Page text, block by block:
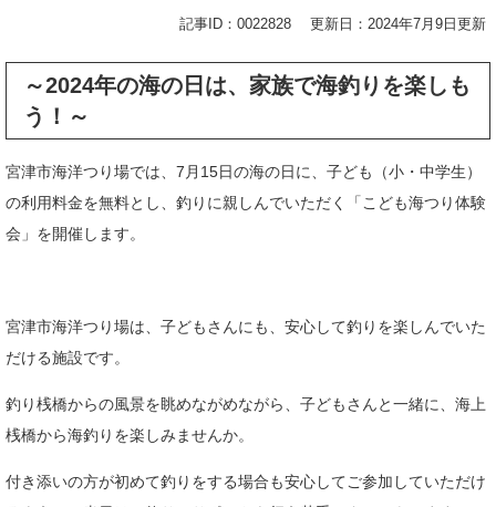
記事ID：0022828 更新日：2024年7月9日更新
～2024年の海の日は、家族で海釣りを楽しも
う！ ～
宮津市海洋つり場では、7月15日の海の日に、子ども（小・中学生）
の利用料金を無料とし、釣りに親しんでいただく「こども海つり体験
会」を開催します。
宮津市海洋つり場は、子どもさんにも、安心して釣りを楽しんでいた
だける施設です。
釣り桟橋からの風景を眺めながめながら、子どもさんと一緒に、海上
桟橋から海釣りを楽しみませんか。
付き添いの方が初めて釣りをする場合も安心してご参加していただけ